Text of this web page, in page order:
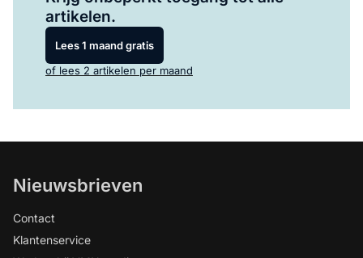
artikelen.
Lees 1 maand gratis
of lees 2 artikelen per maand
Nieuwsbrieven
Contact
Klantenservice